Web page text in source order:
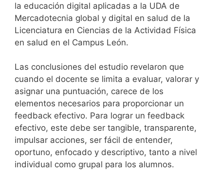
la educación digital aplicadas a la UDA de
Mercadotecnia global y digital en salud de la
Licenciatura en Ciencias de la Actividad Física
en salud en el Campus León.
Las conclusiones del estudio revelaron que
cuando el docente se limita a evaluar, valorar y
asignar una puntuación, carece de los
elementos necesarios para proporcionar un
feedback efectivo. Para lograr un feedback
efectivo, este debe ser tangible, transparente,
impulsar acciones, ser fácil de entender,
oportuno, enfocado y descriptivo, tanto a nivel
individual como grupal para los alumnos.